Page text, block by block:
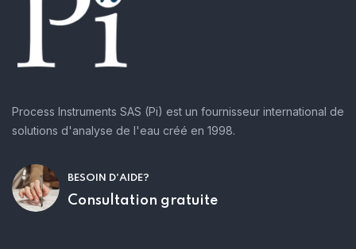
Process Instruments SAS (Pi) est un fournisseur international de
solutions d'analyse de l'eau créé en 1998.
BESOIN D'AIDE?
Consultation gratuite